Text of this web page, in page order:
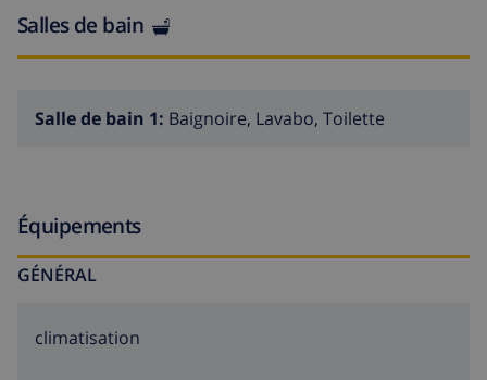
Salles de bain
Salle de bain 1: Baignoire, Lavabo, Toilette
Équipements
GÉNÉRAL
climatisation